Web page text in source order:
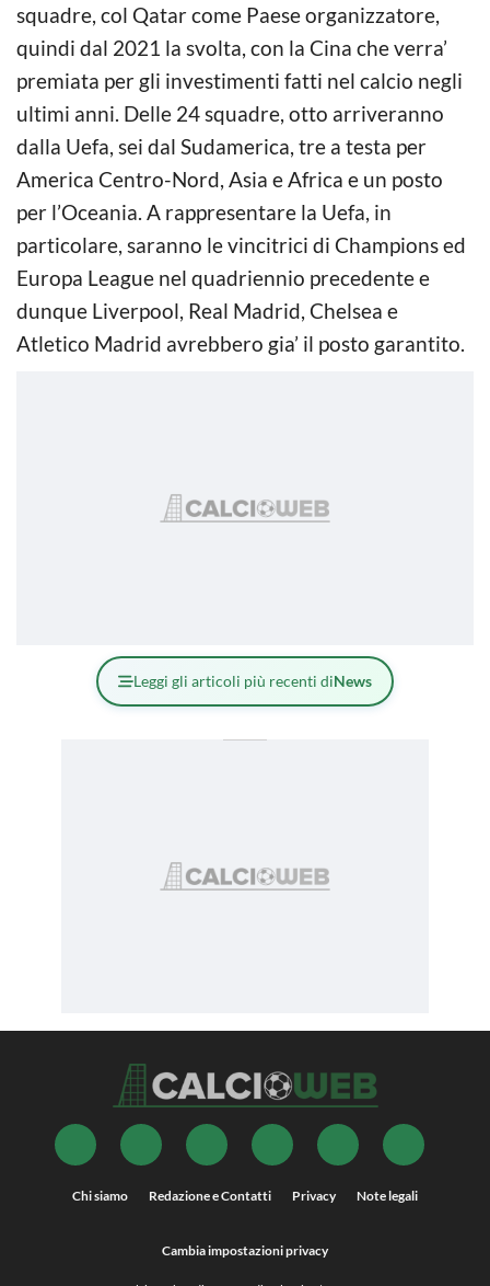
squadre, col Qatar come Paese organizzatore,
quindi dal 2021 la svolta, con la Cina che verra’
premiata per gli investimenti fatti nel calcio negli
ultimi anni. Delle 24 squadre, otto arriveranno
dalla Uefa, sei dal Sudamerica, tre a testa per
America Centro-Nord, Asia e Africa e un posto
per l’Oceania. A rappresentare la Uefa, in
particolare, saranno le vincitrici di Champions ed
Europa League nel quadriennio precedente e
dunque Liverpool, Real Madrid, Chelsea e
Atletico Madrid avrebbero gia’ il posto garantito.
Leggi gli articoli più recenti diNews
Chi siamo Redazione e Contatti Privacy Note legali
Cambia impostazioni privacy